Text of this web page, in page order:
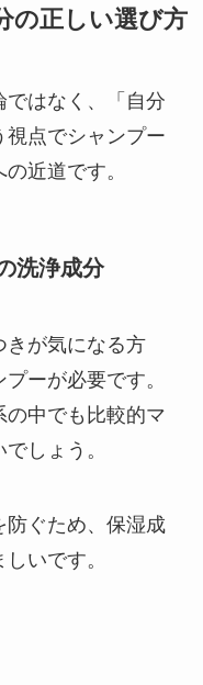
の正しい選び方
はなく、「自分
点でシャンプー
近道です。
洗浄成分
きが気になる方
ーが必要です。
中でも比較的マ
しょう。
防ぐため、保湿成
いです。